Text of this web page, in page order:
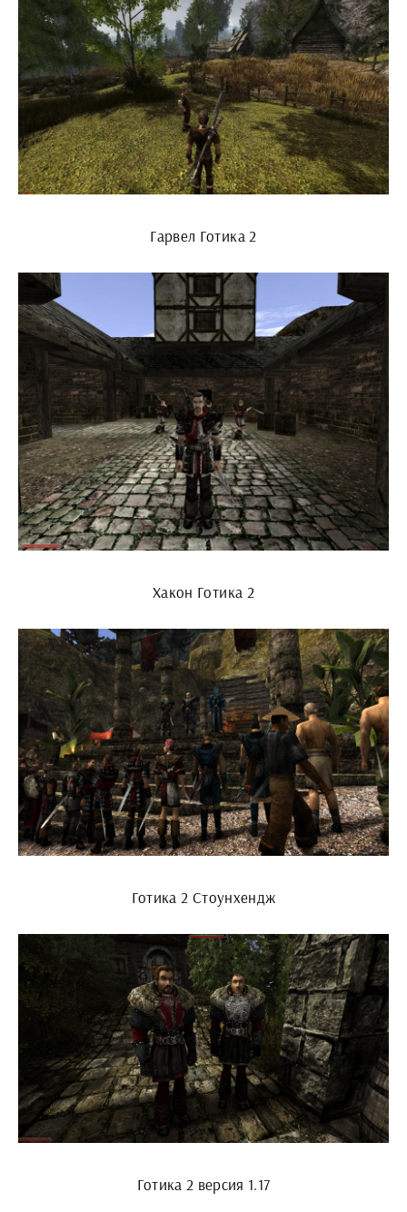
Гарвел Готика 2
Хакон Готика 2
Готика 2 Стоунхендж
Готика 2 версия 1.17